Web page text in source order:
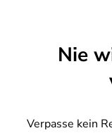
Nie
Verpasse kein